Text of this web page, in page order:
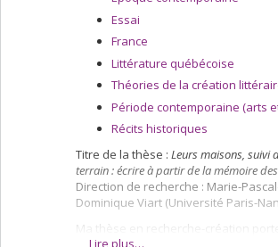
Essai
France
Littérature québécoise
Théories de la création
Période contemporaine (arts
Récits historiques
Titre de la thèse : Leurs maisons, suivi
terrain : écrire à partir de la mémoire
Direction de recherche : Marie-
Dominique Viart (Université Paris-
Ma thèse en recherche-création
Lire plus…